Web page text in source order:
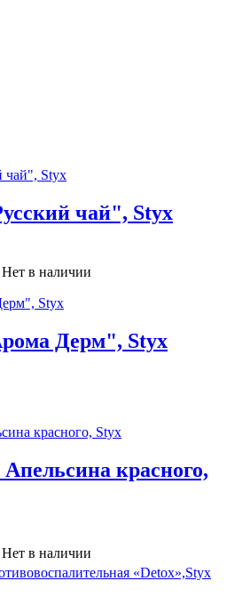
чай", Styx
Нет в наличии
Дерм", Styx
красного,
Нет в наличии